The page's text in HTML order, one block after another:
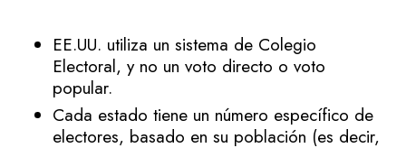
EE.UU. utiliza un sistema de Colegio
Electoral, y no un voto directo o voto
popular.
Cada estado tiene un número específico de
electores, basado en su población (es decir,